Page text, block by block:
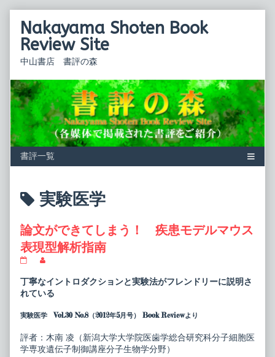
contentNakayama Shoten Book
Review Site
中山書店 書評の森
Posts
tagged
実験医学
論文ができてしまう！ 疾患モデルマウス
表現型解析指南
が
で
き
し
う！
疾
患
posts
by
the
of
文
が
で
丁寧なイントロダクションと実験法がフレンドリーに説明さ
れている
実験医学 Vol.30 No.8（2012年5月号） Book Reviewより
評者：木南 凌（新潟大学大学院医歯学総合研究科分子細胞医
学専攻遺伝子制御講座分子生物学分野）